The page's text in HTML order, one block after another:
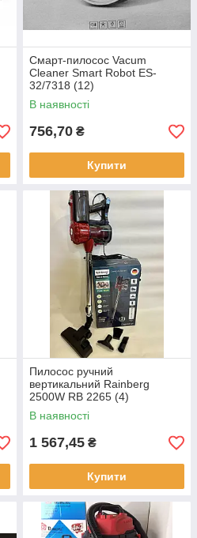
Смарт-пилосос Vacum
Cleaner Smart Robot ES-
32/7318 (12)
В наявності
756,70 ₴
Купити
Пилосос ручний
вертикальний Rainberg
2500W RB 2265 (4)
В наявності
1 567,45 ₴
Купити